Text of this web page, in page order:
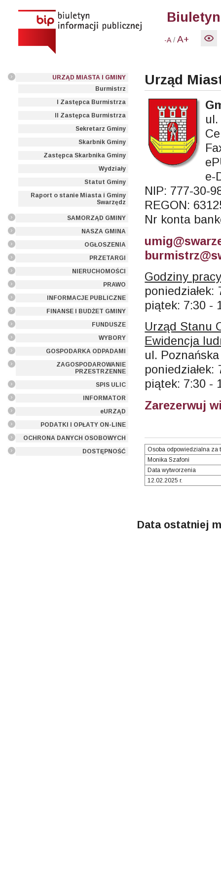
-A /A+
URZĄD MIASTA I GMINY
Burmistrz
I Zastępca Burmistrza
II Zastępca Burmistrza
Sekretarz Gminy
Skarbnik Gminy
Zastępca Skarbnika Gminy
Wydziały
Statut Gminy
Raport o stanie Miasta i Gminy
Swarzędz
SAMORZĄD GMINY
NASZA GMINA
OGŁOSZENIA
PRZETARGI
NIERUCHOMOŚCI
PRAWO
INFORMACJE PUBLICZNE
FINANSE I BUDŻET GMINY
FUNDUSZE
WYBORY
GOSPODARKA ODPADAMI
ZAGOSPODAROWANIE
PRZESTRZENNE
SPIS ULIC
INFORMATOR
eURZĄD
PODATKI I OPŁATY ON-LINE
OCHRONA DANYCH OSOBOWYCH
DOSTĘPNOŚĆ
Urząd
e-
NIP: 777-30-
REGON:
Nr konta
Godziny
piątek: 7:30 -
Urząd Stanu
Ewidencja
ul.
piątek: 7:30 -
Zarezerwuj
Osoba odpowiedzialna za
Monika Szafoni
Data wytworzenia
12.02.2025 r.
Data ostatniej